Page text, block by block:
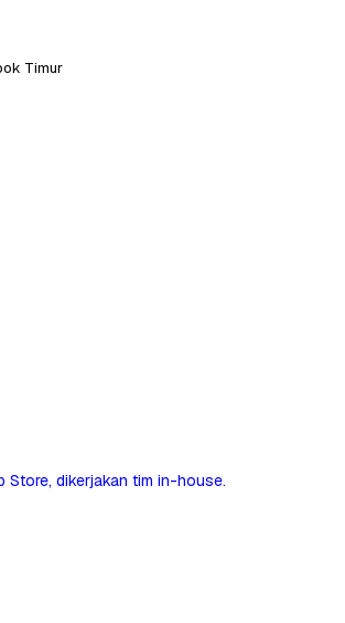
Timur
Store, dikerjakan tim in-house.